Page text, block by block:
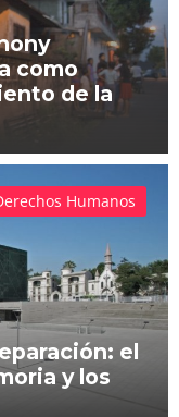
como
de la
el
y los
Humanos